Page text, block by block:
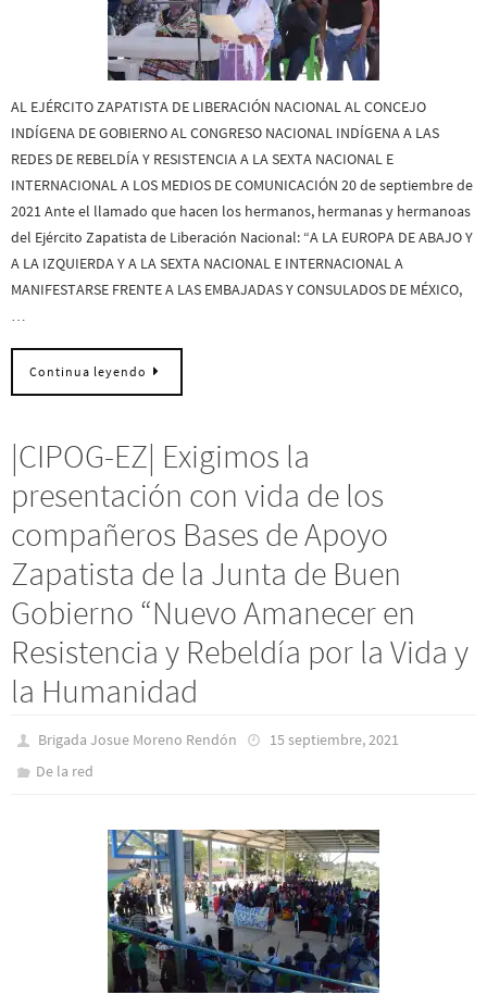
AL EJÉRCITO ZAPATISTA DE LIBERACIÓN NACIONAL AL CONCEJO
INDÍGENA DE GOBIERNO AL CONGRESO NACIONAL INDÍGENA A LAS
REDES DE REBELDÍA Y RESISTENCIA A LA SEXTA NACIONAL E
INTERNACIONAL A LOS MEDIOS DE COMUNICACIÓN 20 de septiembre de
2021 Ante el llamado que hacen los hermanos, hermanas y hermanoas
del Ejército Zapatista de Liberación Nacional: “A LA EUROPA DE ABAJO Y
A LA IZQUIERDA Y A LA SEXTA NACIONAL E INTERNACIONAL A
MANIFESTARSE FRENTE A LAS EMBAJADAS Y CONSULADOS DE MÉXICO,
…
Continua leyendo
|CIPOG-EZ| Exigimos la
presentación con vida de los
compañeros Bases de Apoyo
Zapatista de la Junta de Buen
Gobierno “Nuevo Amanecer en
Resistencia y Rebeldía por la Vida y
la Humanidad
Brigada Josue Moreno Rendón
15 septiembre, 2021
De la red